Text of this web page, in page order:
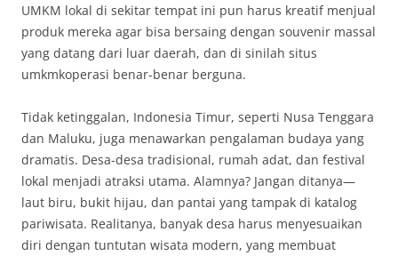
UMKM lokal di sekitar tempat ini pun harus kreatif menjual
produk mereka agar bisa bersaing dengan souvenir massal
yang datang dari luar daerah, dan di sinilah situs
umkmkoperasi benar-benar berguna.
Tidak ketinggalan, Indonesia Timur, seperti Nusa Tenggara
dan Maluku, juga menawarkan pengalaman budaya yang
dramatis. Desa-desa tradisional, rumah adat, dan festival
lokal menjadi atraksi utama. Alamnya? Jangan ditanya—
laut biru, bukit hijau, dan pantai yang tampak di katalog
pariwisata. Realitanya, banyak desa harus menyesuaikan
diri dengan tuntutan wisata modern, yang membuat